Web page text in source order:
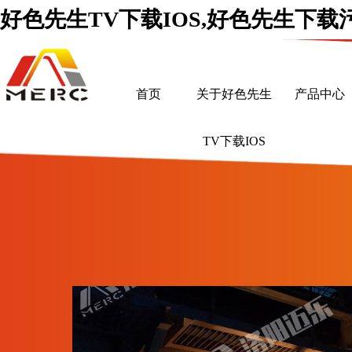
好色先生TV下载IOS,好色先生下载
首页 关于好色先生
TV下载IOS
产品中心